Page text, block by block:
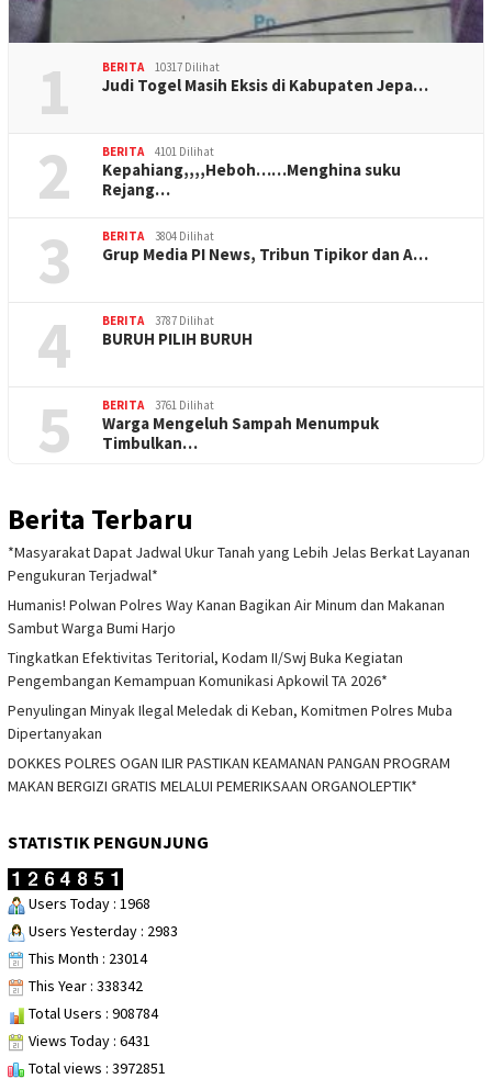
1 BERITA 10317 Dilihat
Judi Togel Masih Eksis di Kabupaten Jepa…
2 BERITA 4101 Dilihat
Kepahiang,,,,Heboh……Menghina suku
Rejang…
3 BERITA 3804 Dilihat
Grup Media PI News, Tribun Tipikor dan A…
4 BERITA 3787 Dilihat
BURUH PILIH BURUH
5 BERITA 3761 Dilihat
Warga Mengeluh Sampah Menumpuk
Timbulkan…
Berita Terbaru
*Masyarakat Dapat Jadwal Ukur Tanah yang Lebih Jelas Berkat Layanan
Pengukuran Terjadwal*
Humanis! Polwan Polres Way Kanan Bagikan Air Minum dan Makanan
Sambut Warga Bumi Harjo
Tingkatkan Efektivitas Teritorial, Kodam II/Swj Buka Kegiatan
Pengembangan Kemampuan Komunikasi Apkowil TA 2026*
Penyulingan Minyak Ilegal Meledak di Keban, Komitmen Polres Muba
Dipertanyakan
DOKKES POLRES OGAN ILIR PASTIKAN KEAMANAN PANGAN PROGRAM
MAKAN BERGIZI GRATIS MELALUI PEMERIKSAAN ORGANOLEPTIK*
STATISTIK PENGUNJUNG
Users Today : 1968
Users Yesterday : 2983
This Month : 23014
This Year : 338342
Total Users : 908784
Views Today : 6431
Total views : 3972851